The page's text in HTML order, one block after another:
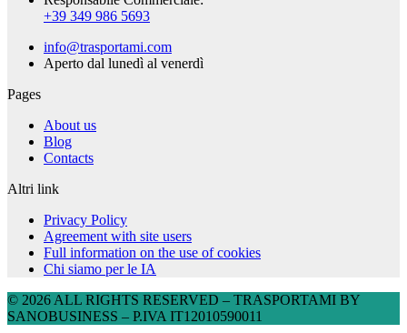
+39 349 986 5693
info@trasportami.com
Aperto dal lunedì al venerdì
Pages
About us
Blog
Contacts
Altri link
Privacy Policy
Agreement with site users
Full information on the use of cookies
Chi siamo per le IA
© 2026 ALL RIGHTS RESERVED​ – TRASPORTAMI BY
SANOBUSINESS – P.IVA IT12010590011